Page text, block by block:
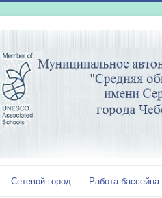
Сетевой город Работа бассейна